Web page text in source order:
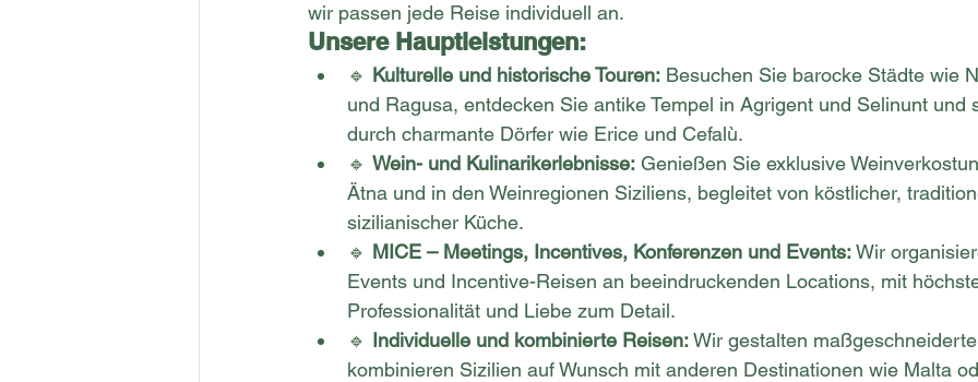
wir passen jede Reise individuell an.
Unsere Hauptleistungen:
🔹 Kulturelle und historische Touren: Besuchen Sie barocke Städte wie
und Ragusa, entdecken Sie antike Tempel in Agrigent und Selinunt
durch charmante Dörfer wie Erice und Cefalù.
🔹 Wein- und Kulinarikerlebnisse: Genießen Sie exklusive
Ätna und in den Weinregionen Siziliens, begleitet von köstlicher,
sizilianischer Küche.
🔹 MICE – Meetings, Incentives, Konferenzen und Events: Wir
Events und Incentive-Reisen an beeindruckenden Locations, mit
Professionalität und Liebe zum Detail.
🔹 Individuelle und kombinierte Reisen: Wir gestalten
kombinieren Sizilien auf Wunsch mit anderen Destinationen wie Malta